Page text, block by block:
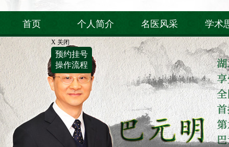
首页 个人简介 名医风采 学术
X 关闭
预约挂号
操作流程